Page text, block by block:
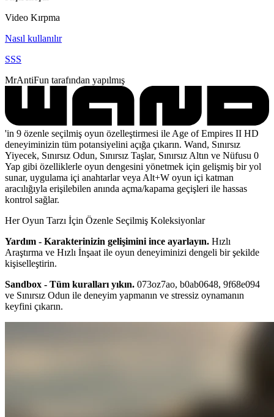
Video Kırpma
Nasıl kullanılır
SSS
MrAntiFun tarafından yapılmış
'in 9 özenle seçilmiş oyun özelleştirmesi ile Age of Empires II HD
deneyiminizin tüm potansiyelini açığa çıkarın. Wand, Sınırsız
Yiyecek, Sınırsız Odun, Sınırsız Taşlar, Sınırsız Altın ve Nüfusu 0
Yap gibi özelliklerle oyun dengesini yönetmek için gelişmiş bir yol
sunar, uygulama içi anahtarlar veya Alt+W oyun içi katman
aracılığıyla erişilebilen anında açma/kapama geçişleri ile hassas
kontrol sağlar.
Her Oyun Tarzı İçin Özenle Seçilmiş Koleksiyonlar
Yardım - Karakterinizin gelişimini ince ayarlayın. Hızlı
Araştırma ve Hızlı İnşaat ile oyun deneyiminizi dengeli bir şekilde
kişiselleştirin.
Sandbox - Tüm kuralları yıkın. 073oz7ao, b0ab0648, 9f68e094
ve Sınırsız Odun ile deneyim yapmanın ve stressiz oynamanın
keyfini çıkarın.